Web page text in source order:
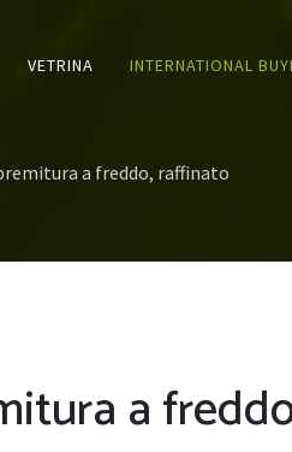
VETRINA INTERNATIONAL
a freddo, raffinato
a